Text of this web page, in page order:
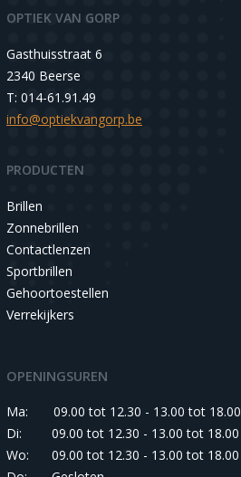
OPTIEK VAN GORP
Gasthuisstraat 6
2340 Beerse
T: 014-61.91.49
info@optiekvangorp.be
PRODUCTEN
Brillen
Zonnebrillen
Contactlenzen
Sportbrillen
Gehoortoestellen
Verrekijkers
OPENINGSUREN
Ma:
09.00 tot 12.30 - 13.00 tot 18.00
Di:
09.00 tot 12.30 - 13.00 tot 18.00
Wo:
09.00 tot 12.30 - 13.00 tot 18.00